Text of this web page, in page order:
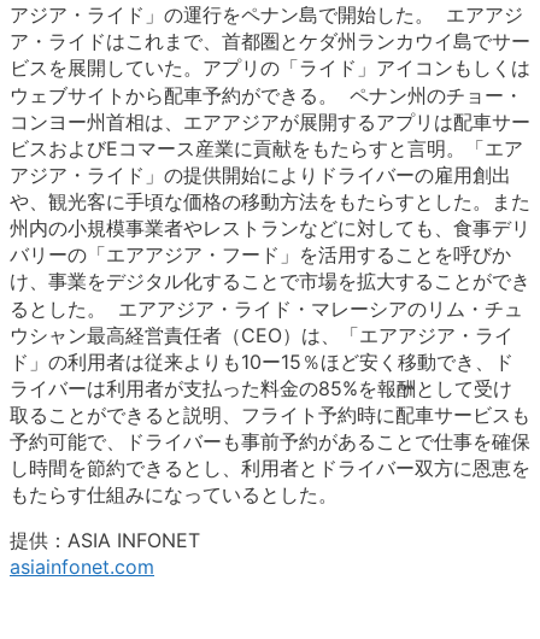
アジア・ライド」の運行をペナン島で開始した。 エアアジ
ア・ライドはこれまで、首都圏とケダ州ランカウイ島でサー
ビスを展開していた。アプリの「ライド」アイコンもしくは
ウェブサイトから配車予約ができる。 ペナン州のチョー・
コンヨー州首相は、エアアジアが展開するアプリは配車サー
ビスおよびEコマース産業に貢献をもたらすと言明。「エア
アジア・ライド」の提供開始によりドライバーの雇用創出
や、観光客に手頃な価格の移動方法をもたらすとした。また
州内の小規模事業者やレストランなどに対しても、食事デリ
バリーの「エアアジア・フード」を活用することを呼びか
け、事業をデジタル化することで市場を拡大することができ
るとした。 エアアジア・ライド・マレーシアのリム・チュ
ウシャン最高経営責任者（CEO）は、「エアアジア・ライ
ド」の利用者は従来よりも10ー15％ほど安く移動でき、ド
ライバーは利用者が支払った料金の85%を報酬として受け
取ることができると説明、フライト予約時に配車サービスも
予約可能で、ドライバーも事前予約があることで仕事を確保
し時間を節約できるとし、利用者とドライバー双方に恩恵を
もたらす仕組みになっているとした。
提供：ASIA INFONET
asiainfonet.com